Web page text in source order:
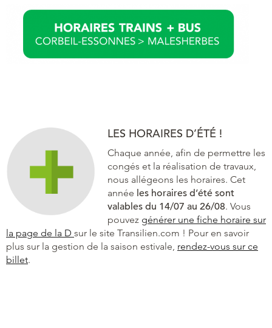
LES HORAIRES D’ÉTÉ !
Chaque année, afin de permettre les
congés et la réalisation de travaux,
nous allégeons les horaires. Cet
année les horaires d’été sont
valables du 14/07 au 26/08. Vous
pouvez générer une fiche horaire sur
la page de la D sur le site Transilien.com ! Pour en savoir
plus sur la gestion de la saison estivale, rendez-vous sur ce
billet.